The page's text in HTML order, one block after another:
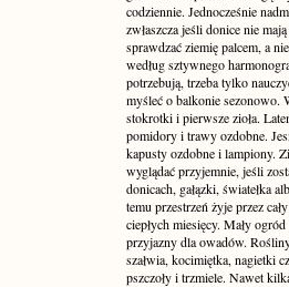
codziennie. Jednocześnie
zwłaszcza jeśli donice nie
sprawdzać ziemię palcem, a
według sztywnego
potrzebują, trzeba tylko
myśleć o balkonie sezonowo.
stokrotki i pierwsze zioła.
pomidory i trawy ozdobne.
kapusty ozdobne i lampiony.
wyglądać przyjemnie, jeśli
donicach, gałązki, światełka
temu przestrzeń żyje przez
ciepłych miesięcy. Mały
przyjazny dla owadów.
szałwia, kocimiętka, nagietki
pszczoły i trzmiele. Nawet